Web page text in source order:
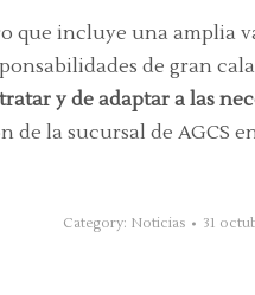
que incluye una amplia
de gran
y de adaptar a las
la sucursal de AGCS
Category: Noticias 31